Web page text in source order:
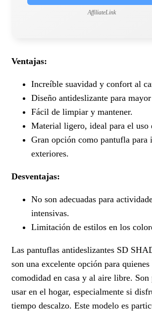
AffiliateLink
Ventajas:
Increíble suavidad y confort al
Diseño antideslizante para
Fácil de limpiar y mantener.
Material ligero, ideal para el uso
Gran opción como pantufla para
exteriores.
Desventajas:
No son adecuadas para
intensivas.
Limitación de estilos en los
Las pantuflas antideslizantes SD
son una excelente opción para quienes
comodidad en casa y al aire libre. Son
usar en el hogar, especialmente si
tiempo descalzo. Este modelo es